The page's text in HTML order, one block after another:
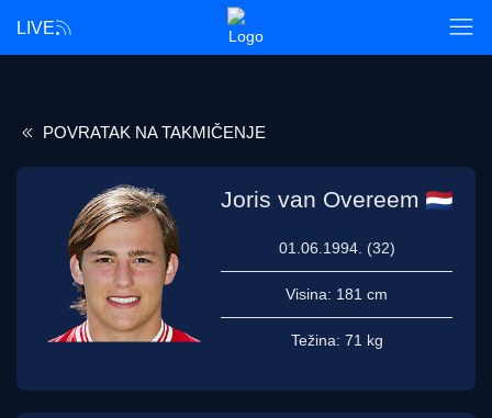
LIVE
POVRATAK NA TAKMIČENJE
Joris van Overeem
01.06.1994. (32)
Visina: 181 cm
Težina: 71 kg